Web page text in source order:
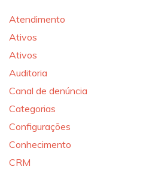
Atendimento
Ativos
Ativos
Auditoria
Canal de denúncia
Categorias
Configurações
Conhecimento
CRM